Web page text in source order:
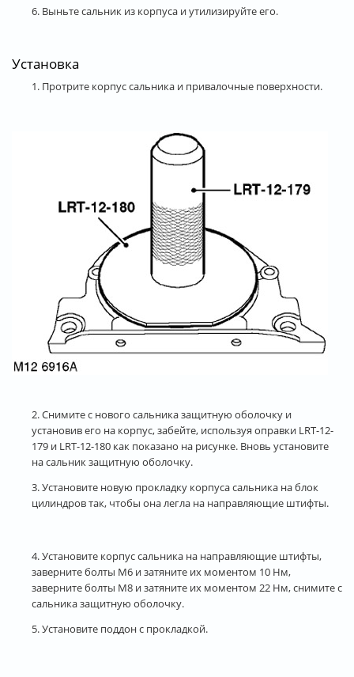
6. Выньте сальник из корпуса и утилизируйте его.
Установка
1. Протрите корпус сальника и привалочные поверхности.
2. Снимите с нового сальника защитную оболочку и
установив его на корпус, забейте, используя оправки LRT-12-
179 и LRT-12-180 как показано на рисунке. Вновь установите
на сальник защитную оболочку.
3. Установите новую прокладку корпуса сальника на блок
цилиндров так, чтобы она легла на направляющие штифты.
4. Установите корпус сальника на направляющие штифты,
заверните болты М6 и затяните их моментом 10 Нм,
заверните болты М8 и затяните их моментом 22 Нм, снимите с
сальника защитную оболочку.
5. Установите поддон с прокладкой.